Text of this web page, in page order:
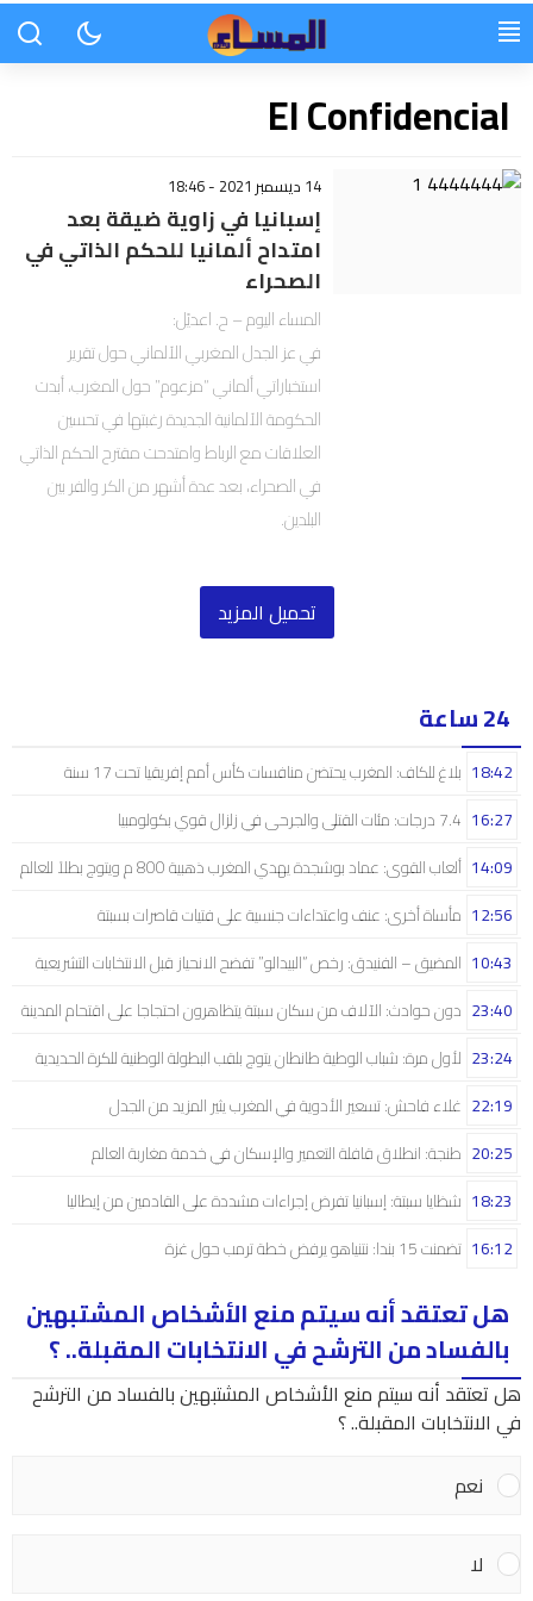
El Confidencial
14 ديسمبر 2021 - 18:46
إسبانيا في زاوية ضيقة بعد
امتداح ألمانيا للحكم الذاتي في
الصحراء
المساء اليوم – ح. اعديّل:
في عز الجدل المغربي الألماني حول تقرير
استخباراتي ألماني “مزعوم” حول المغرب، أبدت
الحكومة الألمانية الجديدة رغبتها في تحسين
العلاقات مع الرباط وامتدحت مقترح الحكم الذاتي
في الصحراء، بعد عدة أشهر من الكر والفر بين
البلدين.
تحميل المزيد
24 ساعة
بلاغ للكاف: المغرب يحتضن منافسات كأس أمم إفريقيا تحت 17 سنة 18:42
7.4 درجات: مئات القتلى والجرحى في زلزال قوي بكولومبيا 16:27
ألعاب القوى: عماد بوشجدة يهدي المغرب ذهبية 800 م ويتوج بطلاً للعالم 14:09
مأساة أخرى: عنف واعتداءات جنسية على فتيات قاصرات بسبتة 12:56
المضيق – الفنيدق: رخص “البيدالو” تفضح الانحياز قبل الانتخابات التشريعية 10:43
دون حوادث: الآلاف من سكان سبتة يتظاهرون احتجاجا على اقتحام المدينة 23:40
لأول مرة: شباب الوطية طانطان يتوج بلقب البطولة الوطنية للكرة الحديدية 23:24
غلاء فاحش: تسعير الأدوية في المغرب يثير المزيد من الجدل 22:19
طنجة: انطلاق قافلة التعمير والإسكان في خدمة مغاربة العالم 20:25
شظايا سبتة: إسبانيا تفرض إجراءات مشددة على القادمين من إيطاليا 18:23
تضمنت 15 بندا: نتنياهو يرفض خطة ترمب حول غزة 16:12
هل تعتقد أنه سيتم منع الأشخاص المشتبهين
بالفساد من الترشح في الانتخابات المقبلة.. ؟
هل تعتقد أنه سيتم منع الأشخاص المشتبهين بالفساد من الترشح
في الانتخابات المقبلة.. ؟
نعم
لا